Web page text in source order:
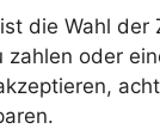
die Wahl
zahlen oder